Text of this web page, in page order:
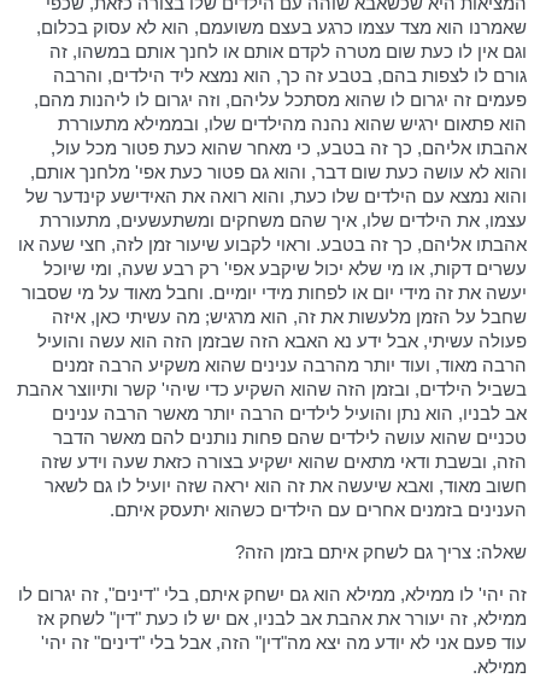
שאמרנו הוא מצד עצמו כרגע בעצם משועמם, הוא לא עסוק בכלום,
וגם אין לו כעת שום מטרה לקדם אותם או לחנך אותם במשהו, זה
גורם לו לצפות בהם, בטבע זה כך, הוא נמצא ליד הילדים, והרבה
פעמים זה יגרום לו שהוא מסתכל עליהם, וזה יגרום לו ליהנות מהם,
הוא פתאום ירגיש שהוא נהנה מהילדים שלו, ובממילא מתעוררת
אהבתו אליהם, כך זה בטבע, כי מאחר שהוא כעת פטור מכל עול,
והוא לא עושה כעת שום דבר, והוא גם פטור כעת אפי' מלחנך אותם,
והוא נמצא עם הילדים שלו כעת, והוא רואה את האידישע קינדער של
עצמו, את הילדים שלו, איך שהם משחקים ומשתעשעים, מתעוררת
אהבתו אליהם, כך זה בטבע. וראוי לקבוע שיעור זמן לזה, חצי שעה או
עשרים דקות, או מי שלא יכול שיקבע אפי' רק רבע שעה, ומי שיוכל
יעשה את זה מידי יום או לפחות מידי יומיים. וחבל מאוד על מי שסבור
שחבל על הזמן מלעשות את זה, הוא מרגיש; מה עשיתי כאן, איזה
פעולה עשיתי, אבל ידע נא האבא הזה שבזמן הזה הוא עשה והועיל
הרבה מאוד, ועוד יותר מהרבה ענינים שהוא משקיע הרבה זמנים
בשביל הילדים, ובזמן הזה שהוא השקיע כדי שיהי' קשר ותיווצר אהבת
אב לבניו, הוא נתן והועיל לילדים הרבה יותר מאשר הרבה ענינים
טכניים שהוא עושה לילדים שהם פחות נותנים להם מאשר הדבר
הזה, ובשבת ודאי מתאים שהוא ישקיע בצורה כזאת שעה וידע שזה
חשוב מאוד, ואבא שיעשה את זה הוא יראה שזה יועיל לו גם לשאר
הענינים בזמנים אחרים עם הילדים כשהוא יתעסק איתם.
שאלה: צריך גם לשחק איתם בזמן הזה?
זה יהי' לו ממילא, ממילא הוא גם ישחק איתם, בלי "דינים", זה יגרום לו
ממילא, זה יעורר את אהבת אב לבניו, אם יש לו כעת "דין" לשחק אז
עוד פעם אני לא יודע מה יצא מה"דין" הזה, אבל בלי "דינים" זה יהי'
ממילא.